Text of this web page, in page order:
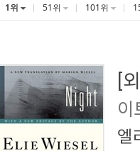
1위 51위 101위
[
이
엘